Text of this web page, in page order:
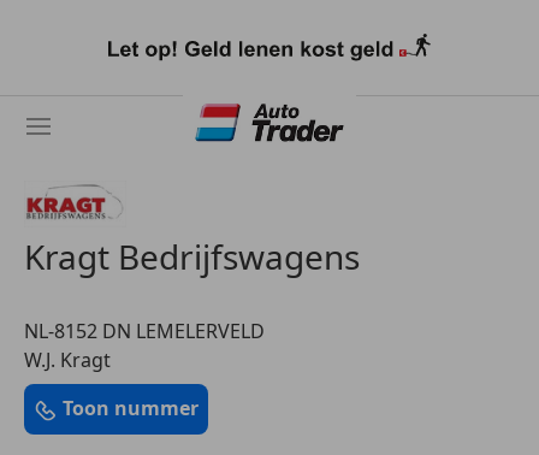
naar
Kragt Bedrijfswagens
NL-8152 DN LEMELERVELD
W.J. Kragt
Toon nummer